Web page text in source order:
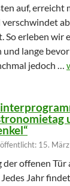
auf, erreicht
erleben wir
lange
jedoch …
15.
der offenen
Jahr